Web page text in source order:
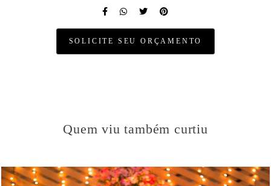
SOLICITE SEU ORÇAMENTO
Quem viu também curtiu